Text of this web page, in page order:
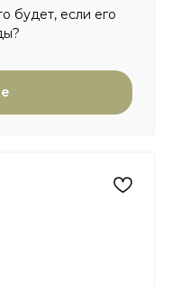
будет, если его